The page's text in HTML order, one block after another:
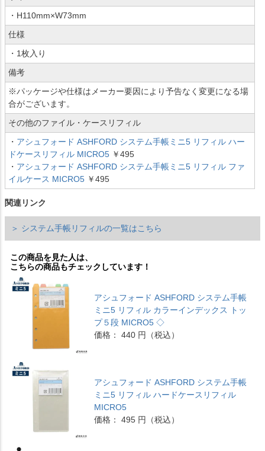
・H110mm×W73mm
仕様
・1枚入り
備考
※パッケージや仕様はメーカー要因により予告なく変更になる場
合がございます。
その他のファイル・ケースリフィル
・ アシュフォード ASHFORD システム手帳ミニ5 リフィル ハー
ドケースリフィル MICRO5 ￥495
・ アシュフォード ASHFORD システム手帳ミニ5 リフィル ファ
イルケース MICRO5 ￥495
関連リンク
＞ システム手帳リフィルの一覧はこちら
この商品を見た人は、
こちらの商品もチェックしています！
アシュフォード ASHFORD システム手帳
ミニ5 リフィル カラーインデックス トッ
プ５段 MICRO5 ◇
価格： 440 円（税込）
アシュフォード ASHFORD システム手帳
ミニ5 リフィル ハードケースリフィル
MICRO5
価格： 495 円（税込）